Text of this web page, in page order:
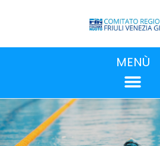
MENÙ